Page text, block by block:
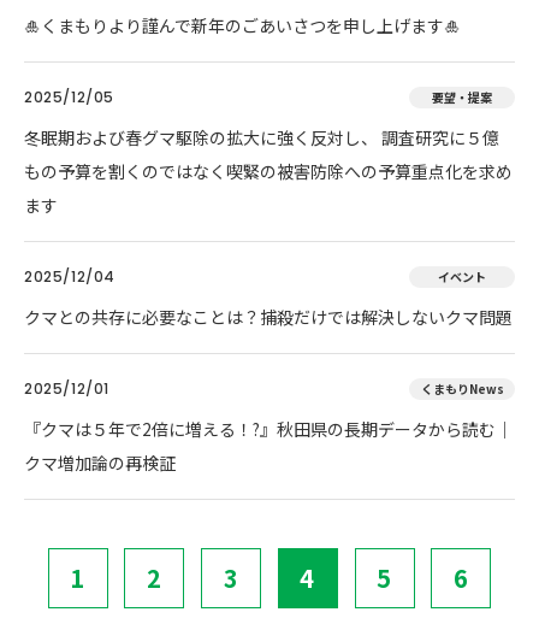
🎍くまもりより謹んで新年のごあいさつを申し上げます🎍
2025/12/05 要望・提案
冬眠期および春グマ駆除の拡大に強く反対し、 調査研究に５億
もの予算を割くのではなく喫緊の被害防除への予算重点化を求め
ます
2025/12/04 イベント
クマとの共存に必要なことは？捕殺だけでは解決しないクマ問題
2025/12/01 くまもりNews
『クマは５年で2倍に増える！?』秋田県の長期データから読む｜
クマ増加論の再検証
1 2 3 4 5 6